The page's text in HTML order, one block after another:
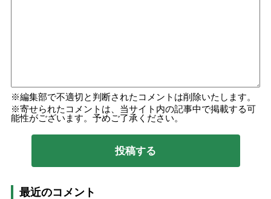
編集部で不適切と判断されたコメントは削除いたします。
寄せられたコメントは、当サイト内の記事中で掲載する可
能性がございます。予めご了承ください。
最近のコメント